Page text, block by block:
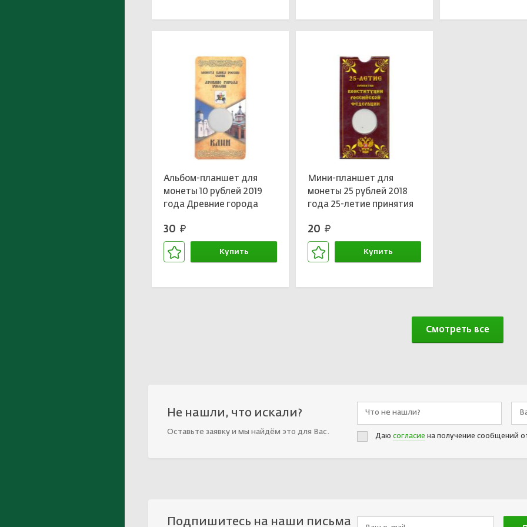
Альбом-планшет для
монеты 10 рублей 2019
года Древние города
30 руб.
Купить
Мини-планшет для
монеты 25 рублей 2018
года 25-летие принятия
Федерации
20 руб.
Купить
Смотреть все
Не нашли, что искали?
Оставьте заявку и мы найдём это для Вас.
Даю согласие на получение сообщений
Подпишитесь на наши письма